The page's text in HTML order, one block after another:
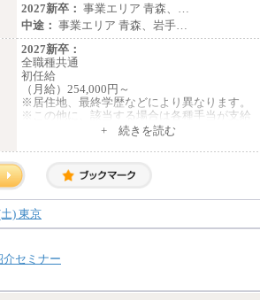
■(株)JTBビジネストランスフォーム
総合職 月給205,000～225,000円＋地域間調
整給
エリア総合職 月給185,000円＋地域間調整
給
※詳細はJTBキャリアサイトよりご確認くだ
さい。
■(株)JTBデータサービス ※2027年新卒募集
さい。
■I&Jデジタルイノベーション(株)
総合職 月給224,500～242,600円＋地域手当
※詳細はJTBキャリアサイトよりご確認くだ
＜有期社員コース＞
有期契約職 月給185,000～195,000円
2027新卒： 事業エリア 青森、…
中途： 事業エリア 青森、岩手…
2027新卒：
全職種共通
初任給
（月給）254,000円～
※居住地、最終学歴などにより異なります。
※この他に、該当する場合は各種手当が支給
※試用期間中も給与に変更はございません。
中途：
全職種共通
※居住地、年齢により異なります。
※この他に、該当する場合は各種手当が支給
+ 続きを読む
) 東京
セミナー